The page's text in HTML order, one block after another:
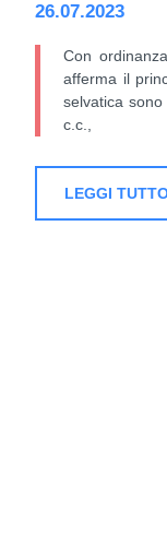
26.07.2023
Con
afferma il
selvatica sono
c.c.,
LEGGI